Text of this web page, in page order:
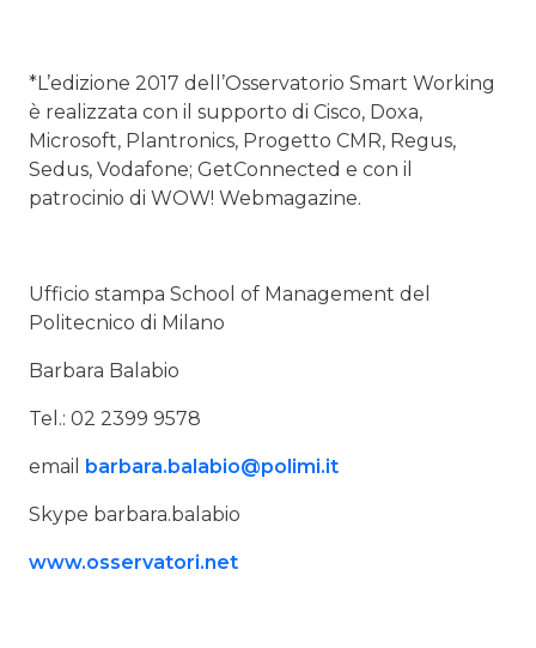
*L’edizione 2017 dell’Osservatorio Smart Working
è realizzata con il supporto di Cisco, Doxa,
Microsoft, Plantronics, Progetto CMR, Regus,
Sedus, Vodafone; GetConnected e con il
patrocinio di WOW! Webmagazine.
Ufficio stampa School of Management del
Politecnico di Milano
Barbara Balabio
Tel.: 02 2399 9578
email barbara.balabio@polimi.it
Skype barbara.balabio
www.osservatori.net